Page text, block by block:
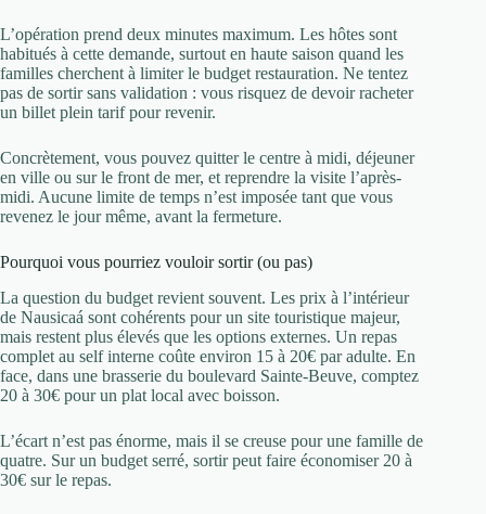
L’opération prend deux minutes maximum. Les hôtes sont
habitués à cette demande, surtout en haute saison quand les
familles cherchent à limiter le budget restauration. Ne tentez
pas de sortir sans validation : vous risquez de devoir racheter
un billet plein tarif pour revenir.
Concrètement, vous pouvez quitter le centre à midi, déjeuner
en ville ou sur le front de mer, et reprendre la visite l’après-
midi. Aucune limite de temps n’est imposée tant que vous
revenez le jour même, avant la fermeture.
Pourquoi vous pourriez vouloir sortir (ou pas)
La question du budget revient souvent. Les prix à l’intérieur
de Nausicaá sont cohérents pour un site touristique majeur,
mais restent plus élevés que les options externes. Un repas
complet au self interne coûte environ 15 à 20€ par adulte. En
face, dans une brasserie du boulevard Sainte-Beuve, comptez
20 à 30€ pour un plat local avec boisson.
L’écart n’est pas énorme, mais il se creuse pour une famille de
quatre. Sur un budget serré, sortir peut faire économiser 20 à
30€ sur le repas.